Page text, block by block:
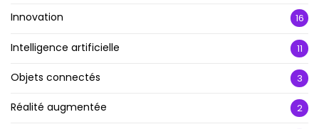
Innovation 16
Intelligence artificielle 11
Objets connectés 3
Réalité augmentée 2